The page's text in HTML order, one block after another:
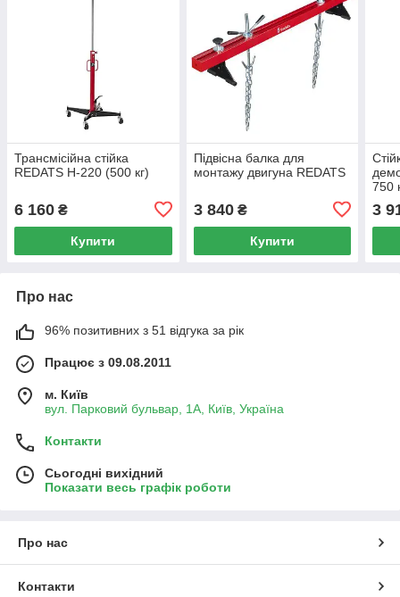
Трансмісійна стійка
REDATS H-220 (500 кг)
6 160 ₴
Купити
Підвісна балка для
монтажу двигуна REDATS
3 840₴
Купити
750
3
Про нас
96% позитивних з 51 відгука за рік
Працює з 09.08.2011
м. Київ
вул. Парковий бульвар, 1А, Київ, Україна
Контакти
Сьогодні вихідний
Показати весь графік роботи
Про нас
Контакти